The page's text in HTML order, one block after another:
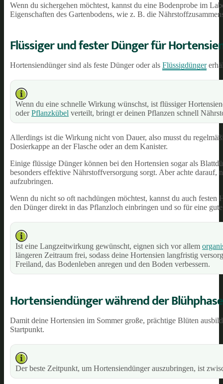
Wenn du sichergehen möchtest, kannst du eine Bodenprobe im
Eigenschaften des Gartenbodens, wie z. B. die
Flüssiger und fester Dünger für
Hortensiendünger sind als feste Dünger oder als Flüssigdünger
Wenn du eine schnelle Wirkung wünschst, ist flüssiger
oderPflanzkübel verteilt, bringt er deinen Pflanzen schnell
Allerdings ist die Wirkung nicht von Dauer, also musst du
Dosierkappe an der Flasche oder an dem Kanister.
Einige flüssige Dünger können bei den Hortensien sogar als
besonders effektive Nährstoffversorgung sorgt. Aber achte
aufzubringen.
Wenn du nicht so oft nachdüngen möchtest, kannst du auch
den Dünger direkt in das Pflanzloch einbringen und so für eine
Ist eine Langzeitwirkung gewünscht, eignen sich vor allem
längeren Zeitraum frei, sodass deine Hortensien langfristig
Freiland, das Bodenleben anregen und den Boden verbessern.
Hortensiendünger während der
Damit deine Hortensien im Sommer große, prächtige Blüten
Startpunkt.
Der beste Zeitpunkt, um Hortensiendünger auszubringen, ist